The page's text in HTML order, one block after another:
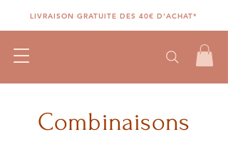
LIVRAISON GRATUITE DES 40€ D'ACHAT*
Combinaisons